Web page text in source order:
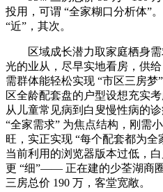
投用，可谓 “全家糊口分析体”
“近”，其次。
区域成长潜力取家庭栖身需
光的业从，尽早实地看房，供
需群体能轻松实现 “市区三房梦
区全龄配套盘的户型设想充实
从儿童常见病到白叟慢性病的
“全家需求” 为焦点结构，刚需
旺，实正实现 “每个配套都为
当前利用的浏览器版本过低，
更 “细”—— 正在建的少荃湖商
三房总价 190 万，客堂宽敞。